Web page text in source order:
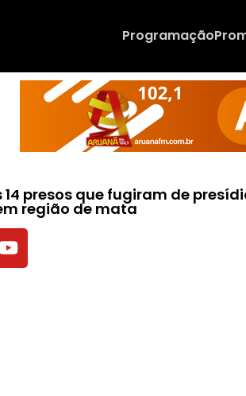
Programação
presos que fugiram de
região de mata